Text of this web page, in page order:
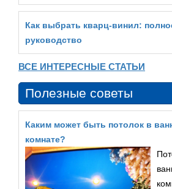
Как выбрать кварц‑винил:
руководство
ВСЕ ИНТЕРЕСНЫЕ СТАТЬИ
Полезные советы
Каким может быть потолок в
комнате?